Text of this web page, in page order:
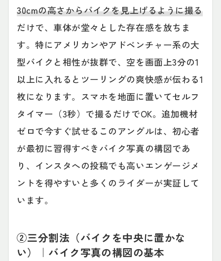
30cmの高さからバイクを見上げるように撮る
だけで、車体が堂々とした存在感を放ちま
す。特にアメリカンやアドベンチャー系の大
型バイクと相性が抜群で、空を画面上3分の1
以上に入れるとツーリングの爽快感が伝わる1
枚になります。スマホを地面に置いてセルフ
タイマー（3秒）で撮るだけでOK。追加機材
ゼロで今すぐ試せるこのアングルは、初心者
が最初に習得すべきバイク写真の構図であ
り、インスタへの投稿でも高いエンゲージメ
ントを得やすいと多くのライダーが実証して
います。
②三分割法（バイクを中央に置かな
い）｜バイク写真の構図の基本